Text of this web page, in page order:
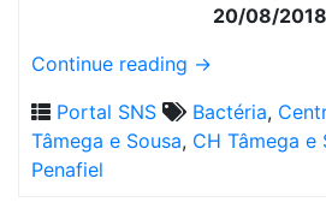
20/08/2018
Continue reading →
Portal SNS
Bactéria,
Tâmega e Sousa, CH Tâmega e
Penafiel